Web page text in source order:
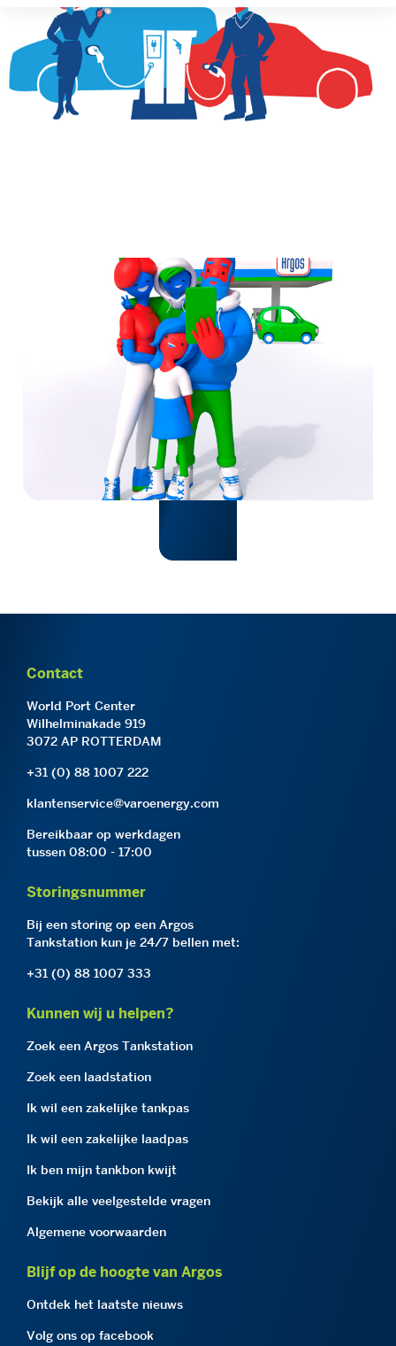
Contact
World Port Center
Wilhelminakade 919
3072 AP ROTTERDAM
+31 (0) 88 1007 222
klantenservice@varoenergy.com
Bereikbaar op werkdagen
tussen 08:00 - 17:00
Storingsnummer
Bij een storing op een Argos
Tankstation kun je 24/7 bellen met:
+31 (0) 88 1007 333
Kunnen wij u helpen?
Zoek een Argos Tankstation
Zoek een laadstation
Ik wil een zakelijke tankpas
Ik wil een zakelijke laadpas
Ik ben mijn tankbon kwijt
Bekijk alle veelgestelde vragen
Algemene voorwaarden
Blijf op de hoogte van Argos
Ontdek het laatste nieuws
Volg ons op facebook